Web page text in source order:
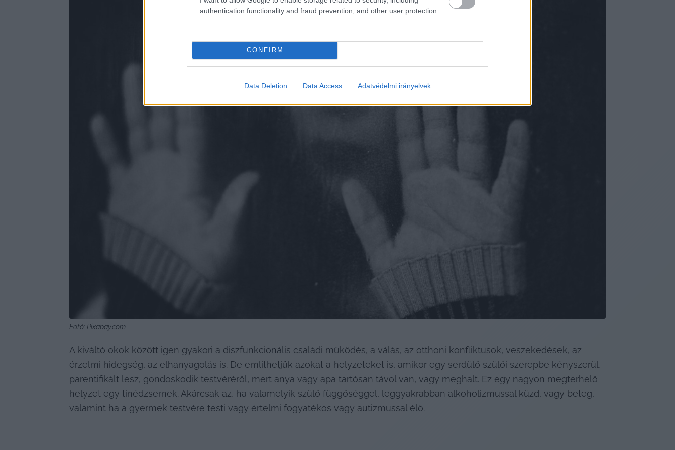
authentication functionality and fraud prevention, and other user protection.
CONFIRM
Data Deletion Data Access Adatvédelmi irányelvek
Fotó: Pixabay.com
A kiváltó okok között igen gyakori a diszfunkcionális családi működés, a válás, az otthoni konfliktusok, veszekedések, az
érzelmi hidegség, az elhanyagolás is. De említhetjük azokat a helyzeteket is, amikor egy serdülő szülői szerepbe kényszerül,
parentifikált lesz, gondoskodik testvéréről, mert anya vagy apa tartósan távol van, vagy meghalt. Ez egy nagyon megterhelő
helyzet egy tinédzsernek. Akárcsak az, ha valamelyik szülő függőséggel, leggyakrabban alkoholizmussal küzd, vagy beteg,
valamint ha a gyermek testvére testi vagy értelmi fogyatékos vagy autizmussal élő.